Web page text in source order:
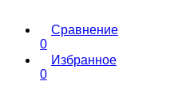
Сравнение
0
Избранное
0